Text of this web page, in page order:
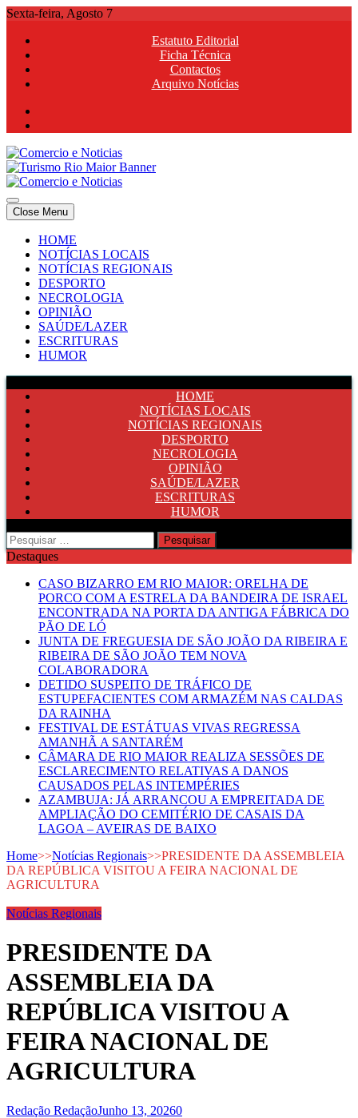
Skip
content
Sexta-feira, Agosto 7
Estatuto Editorial
Ficha Técnica
Contactos
Arquivo Notícias
Comercio e Noticias
Notícias e Publicidade Online
Comercio e Noticias
Notícias e Publicidade Online
Close Menu
HOME
NOTÍCIAS LOCAIS
NOTÍCIAS REGIONAIS
DESPORTO
NECROLOGIA
OPINIÃO
SAÚDE/LAZER
ESCRITURAS
HUMOR
HOME
NOTÍCIAS LOCAIS
NOTÍCIAS REGIONAIS
DESPORTO
NECROLOGIA
OPINIÃO
SAÚDE/LAZER
ESCRITURAS
HUMOR
Pesquisar
por:
Destaques
CASO BIZARRO EM RIO MAIOR: ORELHA DE
PORCO COM A ESTRELA DA BANDEIRA DE ISRAEL
ENCONTRADA NA PORTA DA ANTIGA FÁBRICA DO
PÃO DE LÓ
JUNTA DE FREGUESIA DE SÃO JOÃO DA RIBEIRA E
RIBEIRA DE SÃO JOÃO TEM NOVA
COLABORADORA
DETIDO SUSPEITO DE TRÁFICO DE
ESTUPEFACIENTES COM ARMAZÉM NAS CALDAS
DA RAINHA
FESTIVAL DE ESTÁTUAS VIVAS REGRESSA
AMANHÃ A SANTARÉM
CÂMARA DE RIO MAIOR REALIZA SESSÕES DE
ESCLARECIMENTO RELATIVAS A DANOS
CAUSADOS PELAS INTEMPÉRIES
AZAMBUJA: JÁ ARRANCOU A EMPREITADA DE
AMPLIAÇÃO DO CEMITÉRIO DE CASAIS DA
LAGOA – AVEIRAS DE BAIXO
Home>>Notícias Regionais>>PRESIDENTE DA ASSEMBLEIA
DA REPÚBLICA VISITOU A FEIRA NACIONAL DE
AGRICULTURA
Notícias Regionais
PRESIDENTE DA
ASSEMBLEIA DA
REPÚBLICA VISITOU A
FEIRA NACIONAL DE
AGRICULTURA
Redação RedaçãoJunho 13, 20260